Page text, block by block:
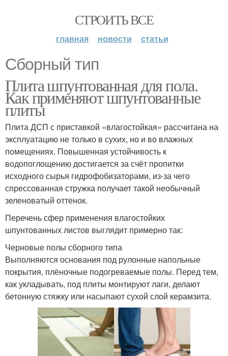
СТРОИТЬ ВСЕ
главная новости статьи
Сборный тип
Плита шпунтованная для пола.
Как применяют шпунтованные
плиты
Плита ДСП с приставкой «влагостойкая» рассчитана на
эксплуатацию не только в сухих, но и во влажных
помещениях. Повышенная устойчивость к
водопоглощению достигается за счёт пропитки
исходного сырья гидрофобизаторами, из-за чего
спрессованная стружка получает такой необычный
зеленоватый оттенок.
Перечень сфер применения влагостойких
шпунтованных листов выглядит примерно так:
Черновые полы сборного типа
Выполняются основания под рулонные напольные
покрытия, плёночные подогреваемые полы. Перед тем,
как укладывать, под плиты монтируют лаги, делают
бетонную стяжку или насыпают сухой слой керамзита.